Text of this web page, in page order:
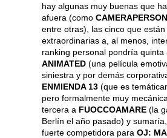
hay algunas muy buenas que
afuera (como CAMERAPERSON
entre otras), las cinco que
extraordinarias a, al menos,
ranking personal pondría quinta
ANIMATED (una película
siniestra y por demás
ENMIENDA 13 (que es
pero formalmente muy
tercera a FUOCCOAMARE (la
Berlín el año pasado) y
fuerte competidora para OJ: